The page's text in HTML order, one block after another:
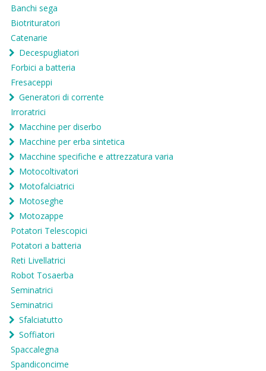
Banchi sega
Biotrituratori
Catenarie
Decespugliatori
Forbici a batteria
Fresaceppi
Generatori di corrente
Irroratrici
Macchine per diserbo
Macchine per erba sintetica
Macchine specifiche e attrezzatura varia
Motocoltivatori
Motofalciatrici
Motoseghe
Motozappe
Potatori Telescopici
Potatori a batteria
Reti Livellatrici
Robot Tosaerba
Seminatrici
Seminatrici
Sfalciatutto
Soffiatori
Spaccalegna
Spandiconcime